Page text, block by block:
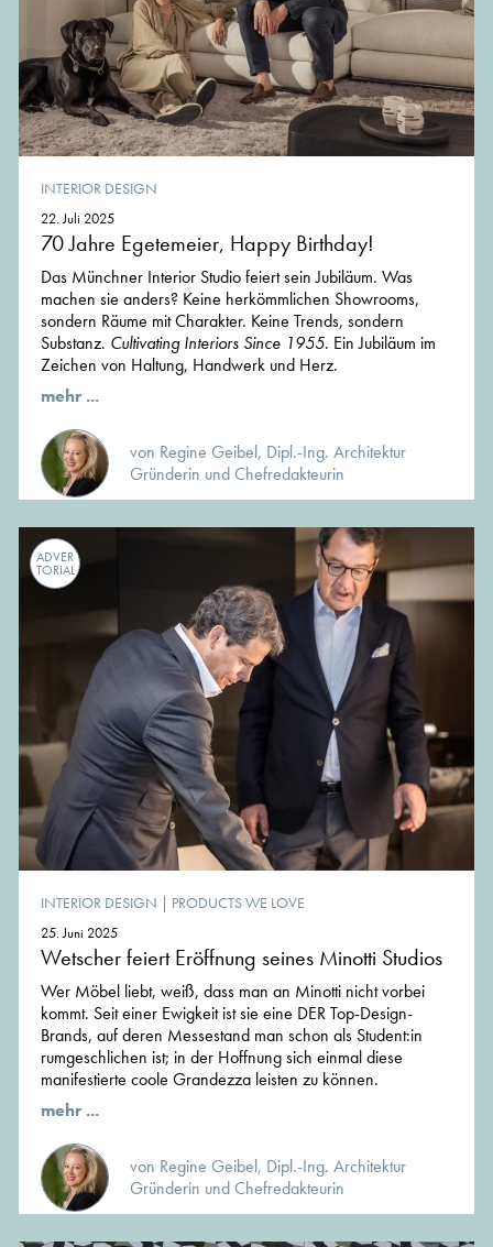
INTERIOR DESIGN
22. Juli 2025
70 Jahre Egetemeier, Happy Birthday!
Das Münchner Interior Studio feiert sein Jubiläum. Was
machen sie anders? Keine herkömmlichen Showrooms,
sondern Räume mit Charakter. Keine Trends, sondern
Substanz. Cultivating Interiors Since 1955. Ein Jubiläum im
Zeichen von Haltung, Handwerk und Herz.
mehr ...
von Regine Geibel, Dipl.-Ing. Architektur
Gründerin und Chefredakteurin
ADVER
TORIAL
INTERIOR DESIGN | PRODUCTS WE LOVE
25. Juni 2025
Wetscher feiert Eröffnung seines Minotti Studios
Wer Möbel liebt, weiß, dass man an Minotti nicht vorbei
kommt. Seit einer Ewigkeit ist sie eine DER Top-Design-
Brands, auf deren Messestand man schon als Student:in
rumgeschlichen ist; in der Hoffnung sich einmal diese
manifestierte coole Grandezza leisten zu können.
mehr ...
von Regine Geibel, Dipl.-Ing. Architektur
Gründerin und Chefredakteurin